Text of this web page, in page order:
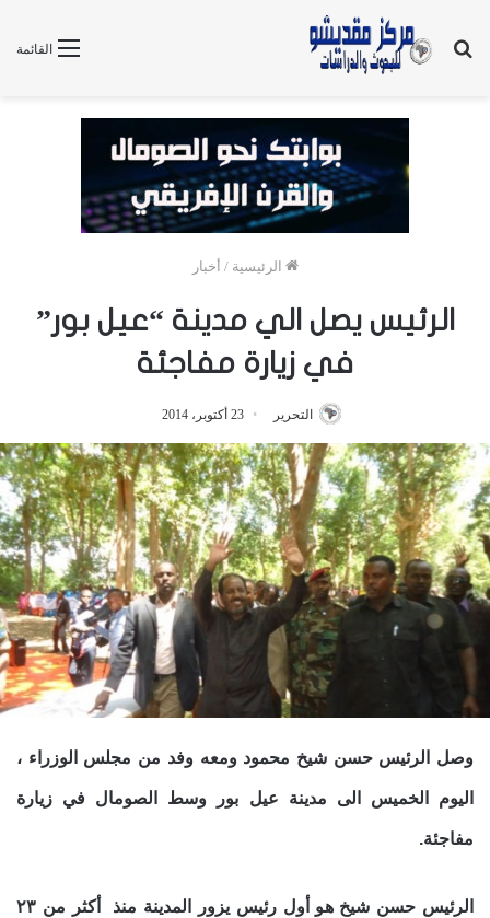
القائمة
بحث
الرئيسية / أخبار
الرئيس يصل الي مدينة “عيل بور”
في زيارة مفاجئة
التحرير 23 أكتوبر، 2014
وصل الرئيس حسن شيخ محمود ومعه وفد من مجلس الوزراء ،
اليوم الخميس الى مدينة عيل بور وسط الصومال في زيارة
مفاجئة.
الرئيس حسن شيخ هو أول رئيس يزور المدينة منذ أكثر من ٢٣